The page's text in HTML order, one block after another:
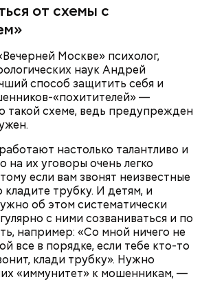
от схемы с
Москве» психолог,
наук Андрей
способ защитить себя и
«похитителей» —
такой схеме, ведь предупрежден
настолько талантливо и
на их уговоры очень легко
если вам звонят неизвестные
трубку. И детям, и
об этом систематически
с ними созваниваться и по
например: «Со мной ничего не
все в порядке, если тебе кто-то
клади трубку». Нужно
«иммунитет» к мошенникам, —
витаминами, вернулись обратно,
У него ухудшилось самочувствие
увезли в больницу,
и там он скончался, — рассказывал
or because the format is not supported.
ГСУ СК по Московской области
месяц, 31 декабря 2023 года,
снова назначили Кадирханову
раз они затащили оппонента в
и избили, а также сняли ему
потерпевшего и лиц из его
похитили, незаконно удерживали
— рассказывал
Александр Супрун.